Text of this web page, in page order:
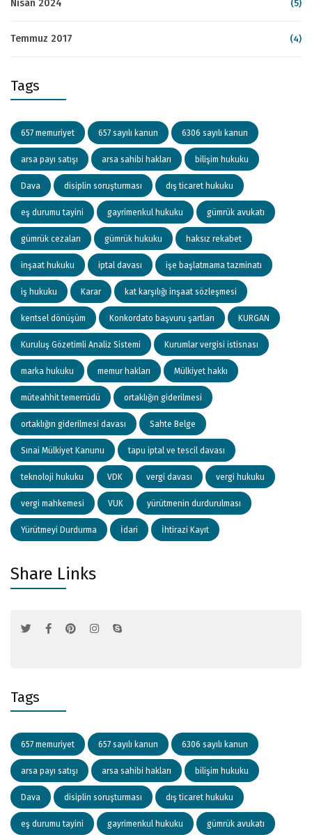
Nisan 2024 (5)
Temmuz 2017 (4)
Tags
657 memuriyet 657 sayılı kanun 6306 sayılı kanun
arsa payı satışı arsa sahibi hakları bilişim hukuku
Dava disiplin soruşturması dış ticaret hukuku
eş durumu tayini gayrimenkul hukuku gümrük avukatı
gümrük cezaları gümrük hukuku haksız rekabet
inşaat hukuku iptal davası işe başlatmama tazminatı
iş hukuku Karar kat karşılığı inşaat sözleşmesi
kentsel dönüşüm Konkordato başvuru şartları KURGAN
Kuruluş Gözetimli Analiz Sistemi Kurumlar vergisi istisnası
marka hukuku memur hakları Mülkiyet hakkı
müteahhit temerrüdü ortaklığın giderilmesi
ortaklığın giderilmesi davası Sahte Belge
Sınai Mülkiyet Kanunu tapu iptal ve tescil davası
teknoloji hukuku VDK vergi davası vergi hukuku
vergi mahkemesi VUK yürütmenin durdurulması
Yürütmeyi Durdurma İdari İhtirazi Kayıt
Share Links
Tags
657 memuriyet 657 sayılı kanun 6306 sayılı kanun
arsa payı satışı arsa sahibi hakları bilişim hukuku
Dava disiplin soruşturması dış ticaret hukuku
eş durumu tayini gayrimenkul hukuku gümrük avukatı